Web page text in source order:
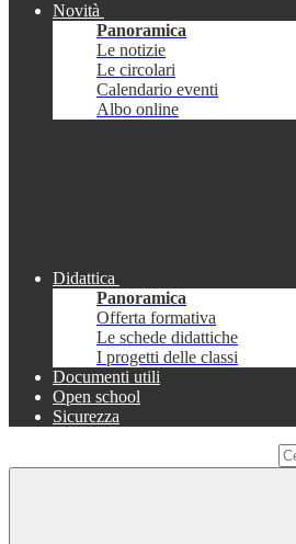
Novità
Panoramica
Le notizie
Le circolari
Calendario eventi
Albo online
Didattica
Panoramica
Offerta formativa
Le schede didattiche
I progetti delle classi
Documenti utili
Open school
Sicurezza